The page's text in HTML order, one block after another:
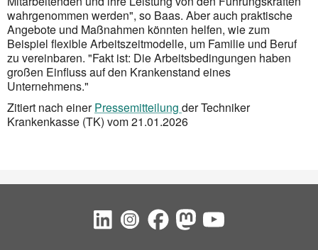
wahrgenommen werden", so Baas. Aber auch praktische
Angebote und Maßnahmen könnten helfen, wie zum
Beispiel flexible Arbeitszeitmodelle, um Familie und Beruf
zu vereinbaren. "Fakt ist: Die Arbeitsbedingungen haben
großen Einfluss auf den Krankenstand eines
Unternehmens."
Zitiert nach einerPressemitteilung der Techniker
Krankenkasse (TK) vom 21.01.2026
Social Bookmarks